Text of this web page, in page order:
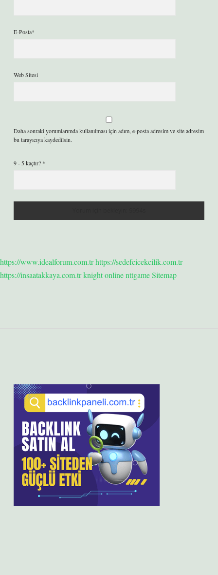
E-Posta*
Web Sitesi
Daha sonraki yorumlarımda kullanılması için adım, e-posta adresim ve site adresim
bu tarayıcıya kaydedilsin.
9 - 5 kaçtır? *
https://www.idealforum.com.trhttps://sedefcicekcilik.com.tr
https://insaatakkaya.com.trknight onlinenttgameSitemap